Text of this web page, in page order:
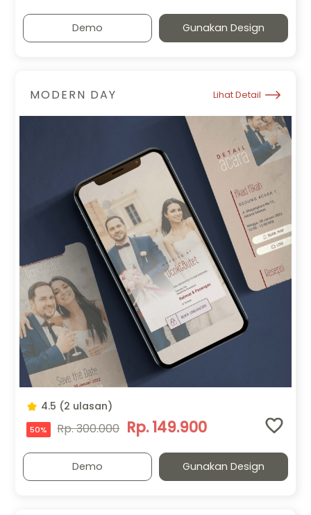
Demo Gunakan Design
MODERN DAY Lihat Detail
4.5 (2 ulasan)
50% Rp. 300.000 Rp. 149.900
Demo Gunakan Design